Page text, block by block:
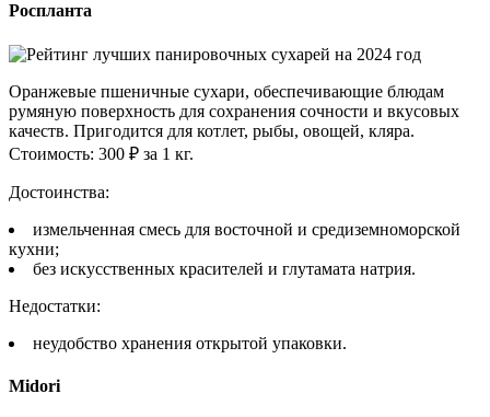
Роспланта
Оранжевые пшеничные сухари, обеспечивающие блюдам
румяную поверхность для сохранения сочности и вкусовых
качеств. Пригодится для котлет, рыбы, овощей, кляра.
Стоимость: 300 ₽ за 1 кг.
Достоинства:
измельченная смесь для восточной и средиземноморской
кухни;
без искусственных красителей и глутамата натрия.
Недостатки:
неудобство хранения открытой упаковки.
Midori